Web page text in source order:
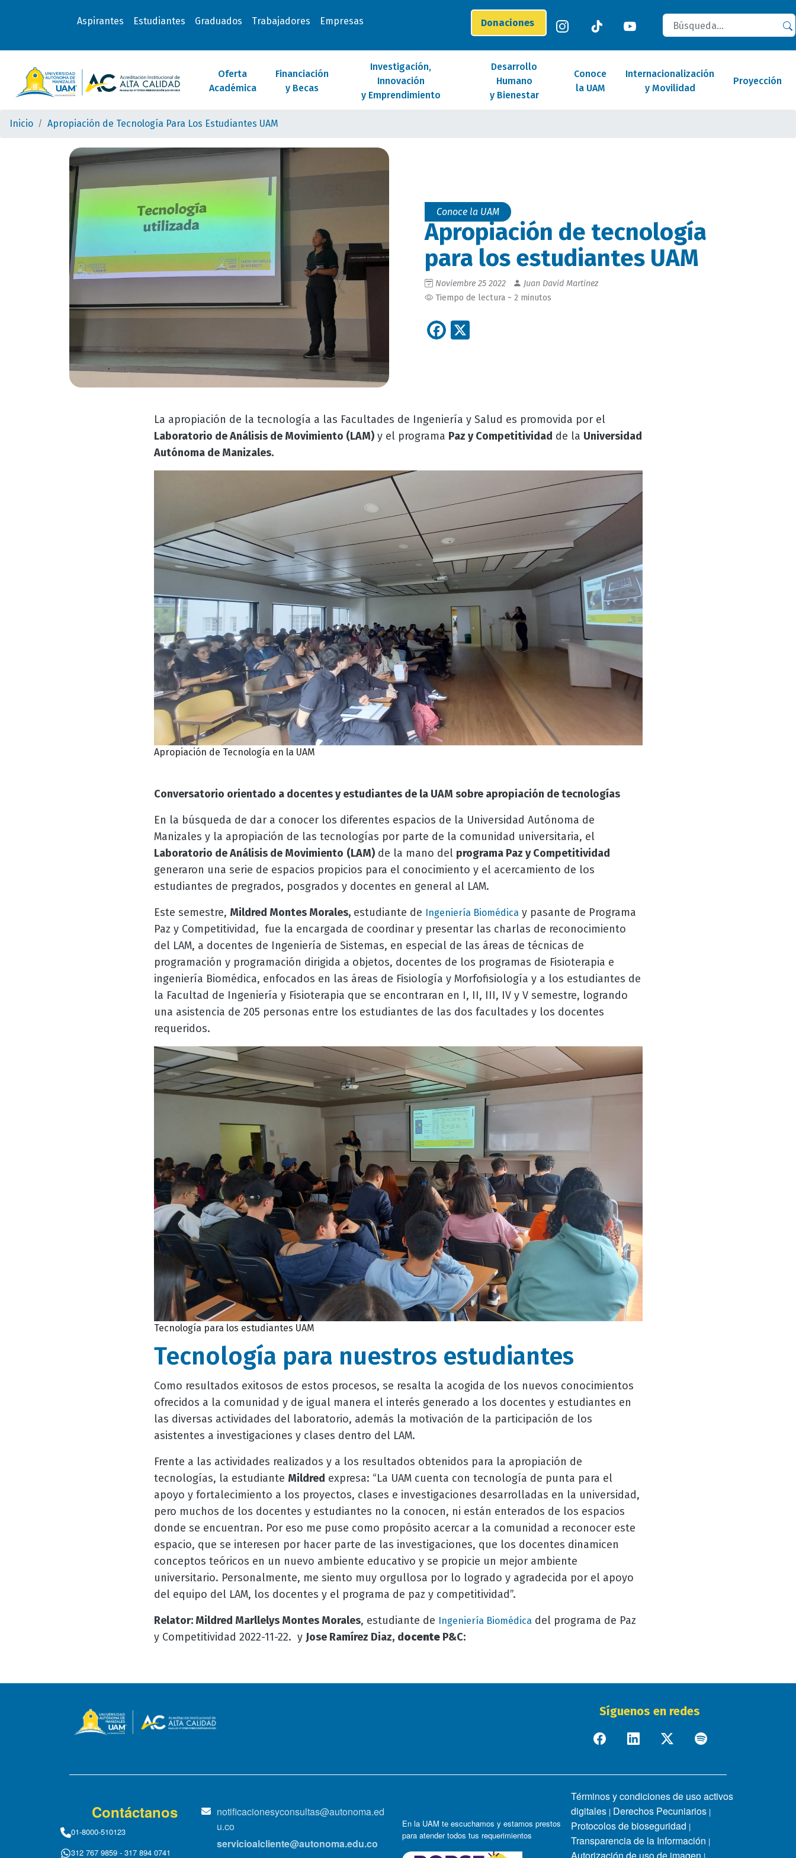
Aspirantes Estudiantes Graduados Trabajadores Empresas Donaciones
Buscar
Oferta
Académica
Financiación
y Becas
Investigación,
Innovación
y Emprendimiento
Desarrollo
Humano
y Bienestar
Conoce
la UAM
Internacionalización
y Movilidad
Proyección
Inicio Apropiación de Tecnología Para Los Estudiantes UAM
Conoce la UAM
Apropiación de tecnología
para los estudiantes UAM
Noviembre 25 2022
Juan David Martinez
Tiempo de lectura ~ 2 minutos
Facebook
La apropiación de la tecnología a las Facultades de Ingeniería y Salud es promovida por el
Laboratorio de Análisis de Movimiento (LAM)y el programa Paz y Competitividad de la Universidad
Autónoma de Manizales.
Apropiación de Tecnología en la UAM
Conversatorio orientado a docentes y estudiantes de la UAM sobre apropiación de tecnologías
En la búsqueda de dar a conocer los diferentes espacios de la Universidad Autónoma de
Manizales y la apropiación de las tecnologías por parte de la comunidad universitaria, el
Laboratorio de Análisis de Movimiento (LAM)de la mano del programa Paz y Competitividad
generaron una serie de espacios propicios para el conocimiento y el acercamiento de los
estudiantes de pregrados, posgrados y docentes en general al LAM.
Este semestre, Mildred Montes Morales,estudiante de Ingeniería Biomédicay pasante de Programa
Paz y Competitividad, fue la encargada de coordinar y presentar las charlas de reconocimiento
del LAM, a docentes de Ingeniería de Sistemas, en especial de las áreas de técnicas de
programación y programación dirigida a objetos, docentes de los programas de Fisioterapia e
ingeniería Biomédica, enfocados en las áreas de Fisiología y Morfofisiología y a los estudiantes de
la Facultad de Ingeniería y Fisioterapia que se encontraran en I, II, III, IV y V semestre, logrando
una asistencia de 205 personas entre los estudiantes de las dos facultades y los docentes
requeridos.
Tecnología para los estudiantes UAM
Tecnología para nuestros estudiantes
Como resultados exitosos de estos procesos, se resalta la acogida de los nuevos conocimientos
ofrecidos a la comunidad y de igual manera el interés generado a los docentes y estudiantes en
las diversas actividades del laboratorio, además la motivación de la participación de los
asistentes a investigaciones y clases dentro del LAM.
Frente a las actividades realizados y a los resultados obtenidos para la apropiación de
tecnologías, la estudiante Mildred expresa: “La UAM cuenta con tecnología de punta para el
apoyo y fortalecimiento a los proyectos, clases e investigaciones desarrolladas en la universidad,
pero muchos de los docentes y estudiantes no la conocen, ni están enterados de los espacios
donde se encuentran. Por eso me puse como propósito acercar a la comunidad a reconocer este
espacio, que se interesen por hacer parte de las investigaciones, que los docentes dinamicen
conceptos teóricos en un nuevo ambiente educativo y se propicie un mejor ambiente
universitario. Personalmente, me siento muy orgullosa por lo logrado y agradecida por el apoyo
del equipo del LAM, los docentes y el programa de paz y competitividad”.
Relator: Mildred Marllelys Montes Morales, estudiante de Ingeniería Biomédicadel programa de Paz
y Competitividad 2022-11-22. y Jose Ramírez Diaz, docenteP&C:
Síguenos en redes
Contáctanos
01-8000-510123
312 767 9859 - 317 894 0741
notificacionesyconsultas@autonoma.ed
u.co
servicioalcliente@autonoma.edu.co
En la UAM te escuchamos y estamos prestos
para atender todos tus requerimientos
Términos y condiciones de uso activos
digitales | Derechos Pecuniarios |
Protocolos de bioseguridad |
Transparencia de la Información |